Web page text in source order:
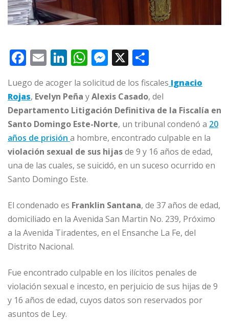
F
c
e
b
o
o
k
E
ai
l
Li
n
k
e
dI
n
W
h
at
s
A
p
p
M
e
ss
e
n
g
e
r
X
o
m
p
ar
ti
r
Luego de acoger la solicitud de los fiscales Ignacio
Rojas, Evelyn Peña yAlexis Casado, del
Departamento Litigación Definitiva de la Fiscalía en
Santo Domingo Este-Norte, un tribunal condenó a 20
años de prisión a hombre, encontrado culpable en la
violación sexual de sus hijasde 9 y 16 años de edad,
una de las cuales, se suicidó, en un suceso ocurrido en
Santo Domingo Este.
El condenado es Franklin Santana, de 37 años de edad,
domiciliado en la Avenida San Martin No. 239, Próximo
a la Avenida Tiradentes, en el Ensanche La Fe, del
Distrito Nacional.
Fue encontrado culpable en los ilícitos penales de
violación sexual e incesto, en perjuicio de sus hijas de 9
y 16 años de edad, cuyos datos son reservados por
asuntos de Ley.